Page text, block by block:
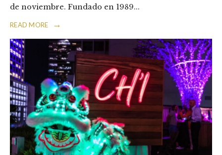
de noviembre. Fundado en 1989...
READ MORE →